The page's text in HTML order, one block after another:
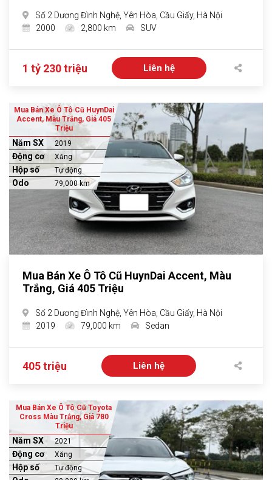
Số 2 Dương Đình Nghệ, Yên Hòa, Cầu Giấy, Hà Nội
2000
2,800 km SUV
1 tỷ 230 triệu Liên hệ
Mua Bán Xe Ô Tô Cũ HuynDai
Accent, Màu Trắng, Giá 405
Triệu
Năm SX 2019
Động cơ Xăng
Hộp số Tự động
Odo 79,000 km
Mua Bán Xe Ô Tô Cũ HuynDai Accent, Màu
Trắng, Giá 405 Triệu
Số 2 Dương Đình Nghệ, Yên Hòa, Cầu Giấy, Hà Nội
2019
79,000 km Sedan
405 triệu Liên hệ
Mua Bán Xe Ô Tô Cũ Toyota
Cross Màu Trắng, Giá 780
Triệu
Năm SX 2021
Động cơ Xăng
Hộp số Tự động